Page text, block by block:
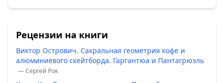
Рецензии на книги
Виктор Острович. Сакральная геометрия кофе и
алюминиевого скейтборда. Гаргантюа и Пантагрюэль
— Сергей Рок